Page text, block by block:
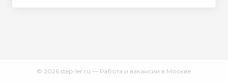
© 2026 step-ler.ru — Работа и вакансии в Москве